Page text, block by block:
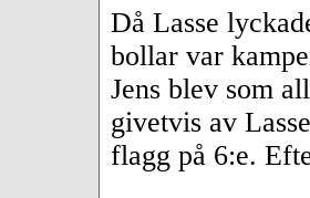
Då Lasse
bollar var
Jens blev som
givetvis av
flagg på 6:e.